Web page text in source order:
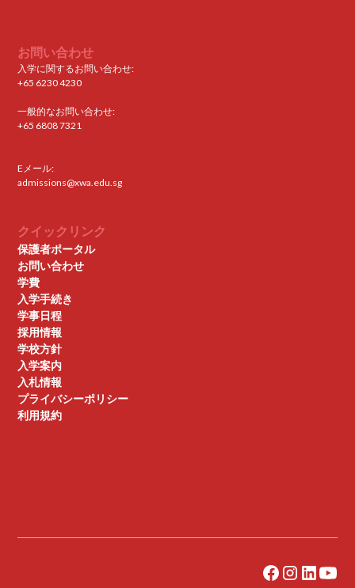
お問い合わせ
入学に関するお問い合わせ:
+65 6230 4230
一般的なお問い合わせ:
+65 6808 7321
Eメール:
admissions@xwa.edu.sg
クイックリンク
保護者ポータル
お問い合わせ
学費
入学手続き
学事日程
採用情報
学校方針
入学案内
入札情報
プライバシーポリシー
利用規約